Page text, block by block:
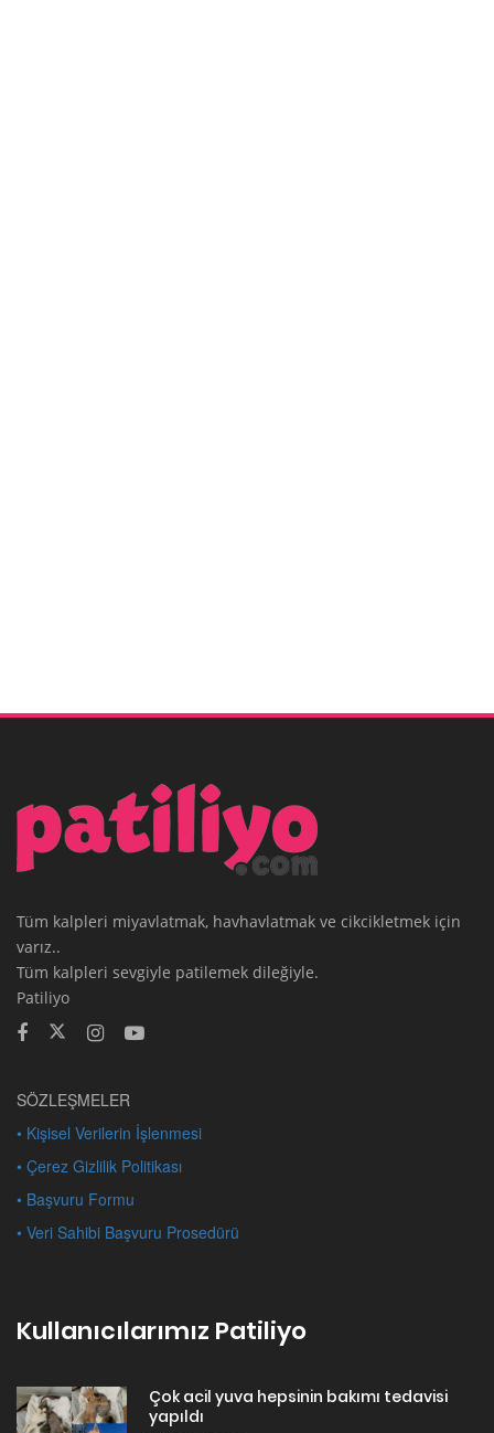
Tüm kalpleri miyavlatmak, havhavlatmak ve cikcikletmek için
varız..
Tüm kalpleri sevgiyle patilemek dileğiyle.
Patiliyo
SÖZLEŞMELER
• Kişisel Verilerin İşlenmesi
• Çerez Gizlilik Politikası
• Başvuru Formu
• Veri Sahibi Başvuru Prosedürü
Kullanıcılarımız Patiliyo
Çok acil yuva hepsinin bakımı tedavisi
yapıldı